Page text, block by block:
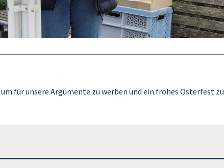
für unsere Argumente zu werben und ein frohes Osterfest zu